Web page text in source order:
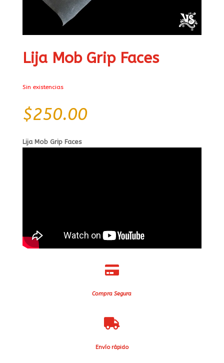
Lija Mob Grip Faces
Sin existencias
$250.00
Lija Mob Grip Faces

Compra Segura

Envío rápido